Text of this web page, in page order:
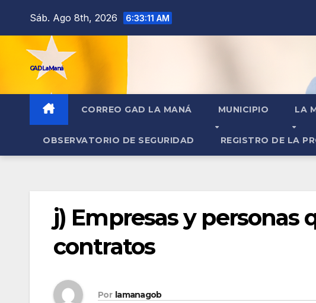
Sáb. Ago 8th, 2026 6:33:12 AM
GAD La Maná
CORREO GAD LA MANÁ MUNICIPIO LA
OBSERVATORIO DE SEGURIDAD REGISTRO DE LA
j) Empresas y
contratos
Por lamanagob